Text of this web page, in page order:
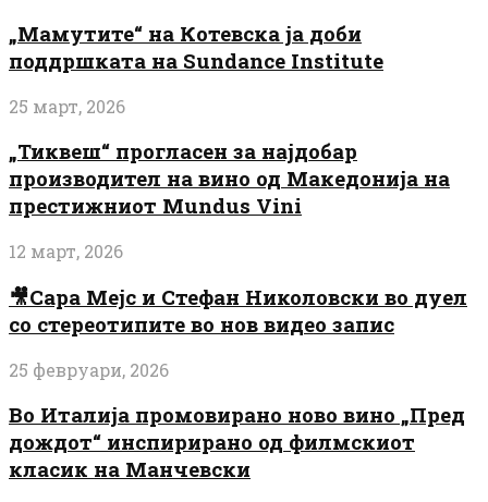
„Мамутите“ на Котевска ја доби
поддршката на Sundance Institute
25 март, 2026
„Тиквеш“ прогласен за најдобар
производител на вино од Македонија на
престижниот Mundus Vini
12 март, 2026
🎥Сара Мејс и Стефан Николовски во дуел
со стереотипите во нов видео запис
25 февруари, 2026
Во Италија промовирано ново вино „Пред
дождот“ инспирирано од филмскиот
класик на Манчевски